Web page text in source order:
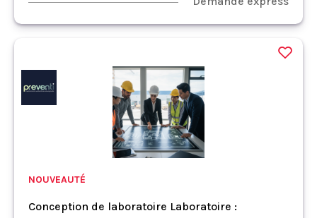
NOUVEAUTÉ
Conception de laboratoire Laboratoire :